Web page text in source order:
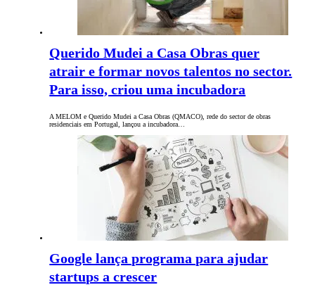
Querido Mudei a Casa Obras quer
atrair e formar novos talentos no sector.
Para isso, criou uma incubadora
A MELOM e Querido Mudei a Casa Obras (QMACO), rede do sector de obras
residenciais em Portugal, lançou a incubadora…
Google lança programa para ajudar
startups a crescer